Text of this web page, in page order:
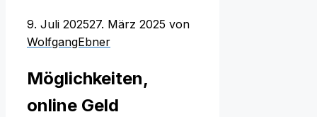
9. Juli 202527. März 2025 von
WolfgangEbner
Möglichkeiten,
online Geld